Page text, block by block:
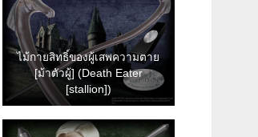
ไม้กายสิทธิ์ของผู้เสพความตาย
[ม้าตัวผู้] (Death Eater
[stallion])